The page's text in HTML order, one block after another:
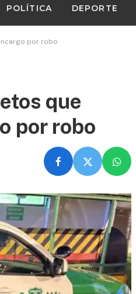
POLÍTICA DEPORTE
por robo
que
por robo